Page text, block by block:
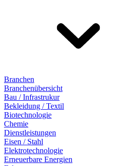
Branchen
Branchenübersicht
Bau / Infrastrukur
Bekleidung / Textil
Biotechnologie
Chemie
Dienstleistungen
Eisen / Stahl
Elektrotechnologie
Erneuerbare Energien